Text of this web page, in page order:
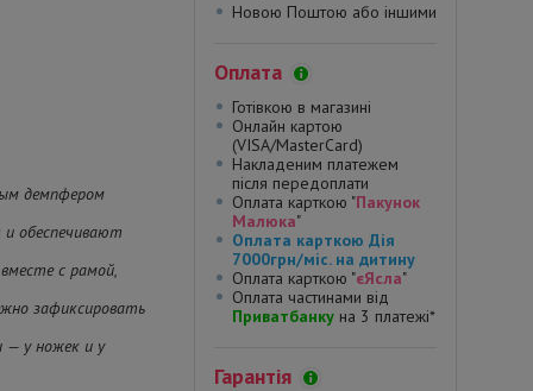
демпфером
и обеспечивают
с рамой,
зафиксировать
— у ножек и у
Новою Поштою або іншими
Оплата
Готівкою в магазині
Онлайн картою
(VISA/MasterCard)
Накладеним платежем
після передоплати
Оплата карткою "Пакунок
Малюка"
Оплата карткою Дія
7000грн/міс. на дитину
Оплата карткою "єЯсла"
Оплата частинами від
Приватбанку на 3 платежі*
Гарантія